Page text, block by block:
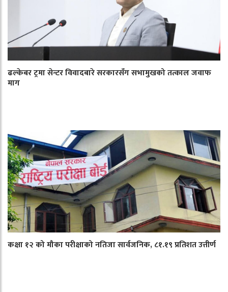
ढल्केबर ट्रमा सेन्टर विवादबारे सरकारसँग सभामुखको तत्काल जवाफ
माग
कक्षा १२ को मौका परीक्षाको नतिजा सार्वजनिक, ८१.१९ प्रतिशत उत्तीर्ण